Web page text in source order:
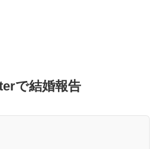
で結婚報告